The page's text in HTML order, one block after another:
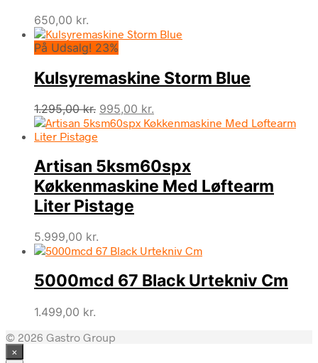
650,00 kr.
På Udsalg! 23%
Kulsyremaskine Storm Blue
1.295,00kr. Den
oprindelige
1.295,00 kr..
995,00 kr.
aktuelle
995,00 kr..
Artisan 5ksm60spx
Køkkenmaskine Med Løftearm
Liter Pistage
5.999,00 kr.
5000mcd 67 Black Urtekniv Cm
1.499,00 kr.
© 2026 Gastro Group
×